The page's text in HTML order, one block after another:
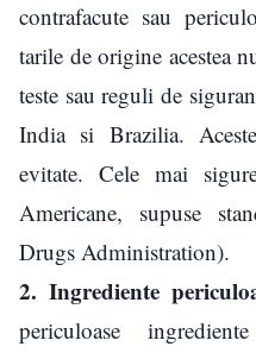
contrafacute sau
tarile de origine acestea
teste sau reguli de
India si Brazilia.
evitate. Cele mai
Americane, supuse
Drugs Administration).
2. Ingrediente
periculoase